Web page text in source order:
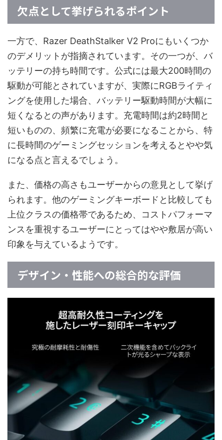
欠点として挙げられるポイント
一方で、Razer DeathStalker V2 Proにもいくつか
のデメリットが指摘されています。その一つが、バ
ッテリーの持ち時間です。公式には最大200時間の
駆動が可能とされていますが、実際にRGBライティ
ングを使用した場合、バッテリー駆動時間が大幅に
短くなるとの声があります。充電時間は約2時間と
短いものの、頻繁に充電が必要になることから、特
に長時間のゲーミングセッションを考えるとやや気
になる点と言えるでしょう。
また、価格の高さもユーザーからの意見として挙げ
られます。他のゲーミングキーボードと比較しても
上位クラスの価格帯であるため、コストパフォーマ
ンスを重視するユーザーにとってはやや敷居が高い
印象を与えているようです。
デザイン・性能への総合的な評価